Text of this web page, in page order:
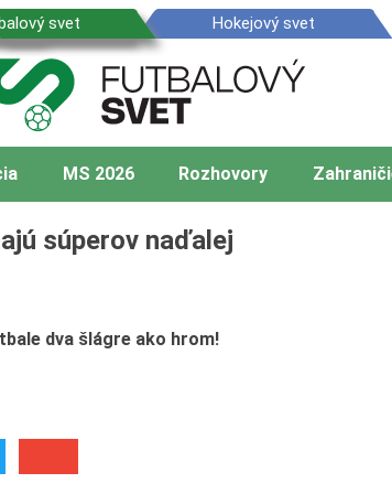
MS 2026 Rozhovory
súperov naďalej
dva šlágre ako hrom!